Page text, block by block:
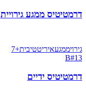
דרמטיטיס ממגע גירויית
גירויממגעאיריטטיבית+
7
B#13
דרמטיטיס ידיים